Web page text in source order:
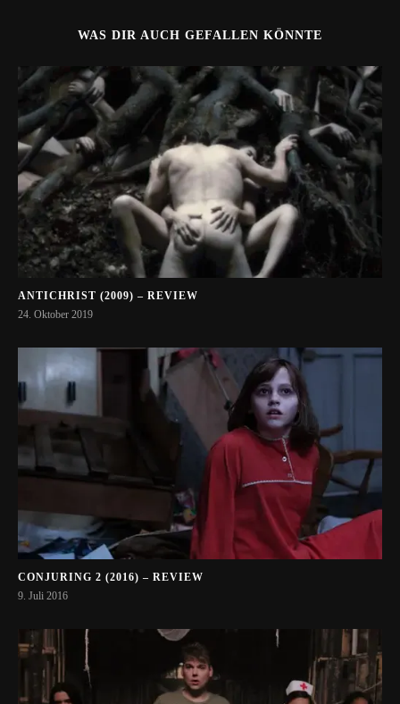
WAS DIR AUCH GEFALLEN KÖNNTE
ANTICHRIST (2009) – REVIEW
24. Oktober 2019
CONJURING 2 (2016) – REVIEW
9. Juli 2016